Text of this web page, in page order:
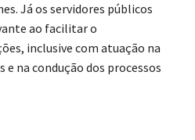
Já os servidores públicos
ao facilitar o
inclusive com atuação na
na condução dos processos